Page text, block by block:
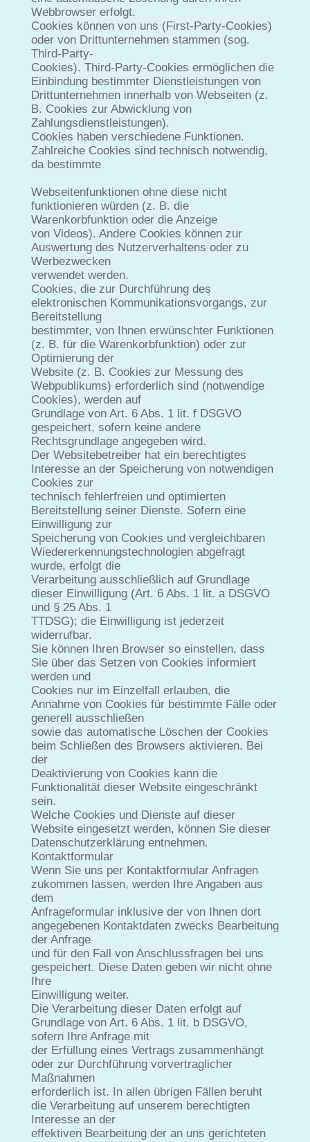
Webbrowser erfolgt.
Cookies können von uns (First-Party-Cookies)
oder von Drittunternehmen stammen (sog.
Third-Party-
Cookies). Third-Party-Cookies ermöglichen die
Einbindung bestimmter Dienstleistungen von
Drittunternehmen innerhalb von Webseiten (z.
B. Cookies zur Abwicklung von
Zahlungsdienstleistungen).
Cookies haben verschiedene Funktionen.
Zahlreiche Cookies sind technisch notwendig,
da bestimmte
Webseitenfunktionen ohne diese nicht
funktionieren würden (z. B. die
Warenkorbfunktion oder die Anzeige
von Videos). Andere Cookies können zur
Auswertung des Nutzerverhaltens oder zu
Werbezwecken
verwendet werden.
Cookies, die zur Durchführung des
elektronischen Kommunikationsvorgangs, zur
Bereitstellung
bestimmter, von Ihnen erwünschter Funktionen
(z. B. für die Warenkorbfunktion) oder zur
Optimierung der
Website (z. B. Cookies zur Messung des
Webpublikums) erforderlich sind (notwendige
Cookies), werden auf
Grundlage von Art. 6 Abs. 1 lit. f DSGVO
gespeichert, sofern keine andere
Rechtsgrundlage angegeben wird.
Der Websitebetreiber hat ein berechtigtes
Interesse an der Speicherung von notwendigen
Cookies zur
technisch fehlerfreien und optimierten
Bereitstellung seiner Dienste. Sofern eine
Einwilligung zur
Speicherung von Cookies und vergleichbaren
Wiedererkennungstechnologien abgefragt
wurde, erfolgt die
Verarbeitung ausschließlich auf Grundlage
dieser Einwilligung (Art. 6 Abs. 1 lit. a DSGVO
und § 25 Abs. 1
TTDSG); die Einwilligung ist jederzeit
widerrufbar.
Sie können Ihren Browser so einstellen, dass
Sie über das Setzen von Cookies informiert
werden und
Cookies nur im Einzelfall erlauben, die
Annahme von Cookies für bestimmte Fälle oder
generell ausschließen
sowie das automatische Löschen der Cookies
beim Schließen des Browsers aktivieren. Bei
der
Deaktivierung von Cookies kann die
Funktionalität dieser Website eingeschränkt
sein.
Welche Cookies und Dienste auf dieser
Website eingesetzt werden, können Sie dieser
Datenschutzerklärung entnehmen.
Kontaktformular
Wenn Sie uns per Kontaktformular Anfragen
zukommen lassen, werden Ihre Angaben aus
dem
Anfrageformular inklusive der von Ihnen dort
angegebenen Kontaktdaten zwecks Bearbeitung
der Anfrage
und für den Fall von Anschlussfragen bei uns
gespeichert. Diese Daten geben wir nicht ohne
Ihre
Einwilligung weiter.
Die Verarbeitung dieser Daten erfolgt auf
Grundlage von Art. 6 Abs. 1 lit. b DSGVO,
sofern Ihre Anfrage mit
der Erfüllung eines Vertrags zusammenhängt
oder zur Durchführung vorvertraglicher
Maßnahmen
erforderlich ist. In allen übrigen Fällen beruht
die Verarbeitung auf unserem berechtigten
Interesse an der
effektiven Bearbeitung der an uns gerichteten